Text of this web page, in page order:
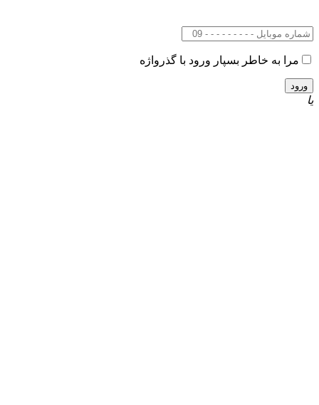
مرا به خاطر بسپار ورود با گذرواژه
یا